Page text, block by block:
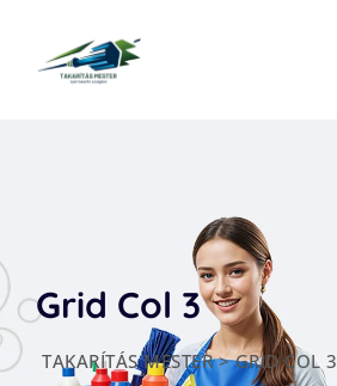
Grid Col 3
TAKARÍTÁS MESTER>GRID COL 3